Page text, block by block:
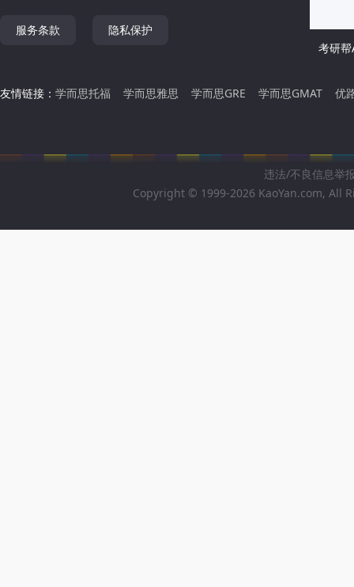
服务条款
隐私保护
考研帮
友情链接： 学而思托福 学而思雅思 学而思GRE 学而思GMAT 优
违法/不良信息举
Copyright © 1999-2026 KaoYan.com, All